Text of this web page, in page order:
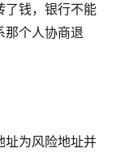
了钱，银行不能
那个人协商退
址为风险地址并